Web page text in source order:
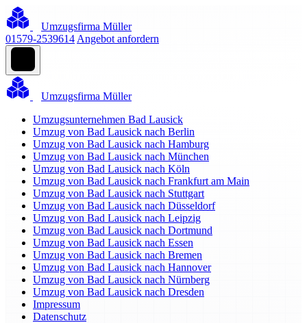
Umzugsfirma Müller
01579-2539614 Angebot anfordern
Umzugsfirma Müller
Umzugsunternehmen Bad Lausick
Umzug von Bad Lausick nach Berlin
Umzug von Bad Lausick nach Hamburg
Umzug von Bad Lausick nach München
Umzug von Bad Lausick nach Köln
Umzug von Bad Lausick nach Frankfurt am Main
Umzug von Bad Lausick nach Stuttgart
Umzug von Bad Lausick nach Düsseldorf
Umzug von Bad Lausick nach Leipzig
Umzug von Bad Lausick nach Dortmund
Umzug von Bad Lausick nach Essen
Umzug von Bad Lausick nach Bremen
Umzug von Bad Lausick nach Hannover
Umzug von Bad Lausick nach Nürnberg
Umzug von Bad Lausick nach Dresden
Impressum
Datenschutz